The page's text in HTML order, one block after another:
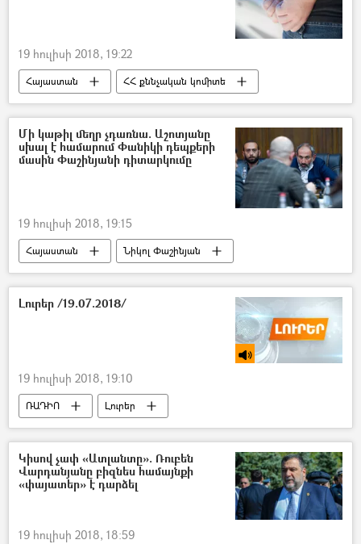
19 հուլիսի 2018, 19:22
Հայաստան ՀՀ քննչական կոմիտե
Մի կաթիլ մեղր չդառնա. Աշոտյանը
սխալ է համարում Փանիկի դեպքերի
մասին Փաշինյանի դիտարկումը
19 հուլիսի 2018, 19:15
Հայաստան
Նիկոլ Փաշինյան
Արմեն Աշոտյան
Լուրեր /19.07.2018/
19 հուլիսի 2018, 19:10
ՌԱԴԻՈ Լուրեր
Կիսով չափ «Ատլանտը». Ռուբեն
Վարդանյանը բիզնես համայնքի
«փայատեր» է դարձել
19 հուլիսի 2018, 18:59